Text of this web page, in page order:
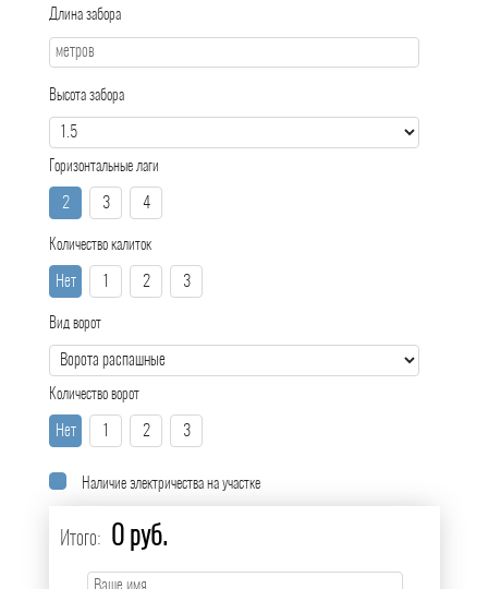
Длина забора
Высота забора
Горизонтальные лаги
2 3 4
Количество калиток
Нет 1 2 3
Вид ворот
Количество ворот
Нет 1 2 3
Наличие электричества на участке
Итого: 0 руб.